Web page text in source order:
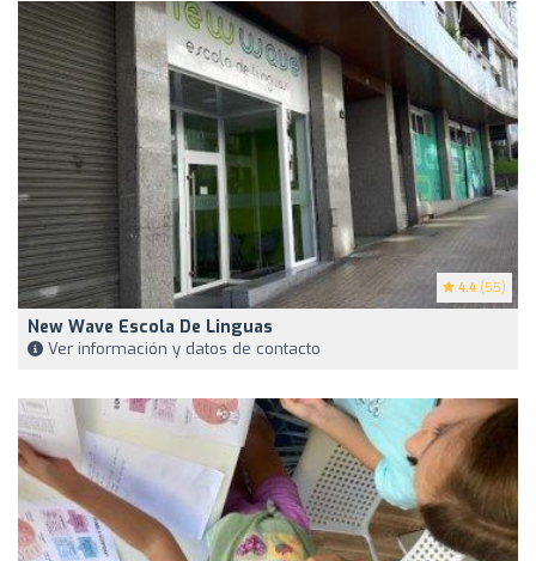
4.4 (55)
New Wave Escola De Linguas
Ver información y datos de contacto